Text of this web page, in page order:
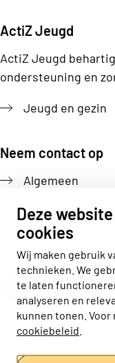
Deze
cookies
Wij maken gebruik
technieken. We
te laten
analyseren en
kunnen tonen.
cookiebeleid
ActiZ Jeugd
ActiZ Jeugd
ondersteuning en
Jeugd en gezin
Neem contact op
Algemeen
Pers
Volg ons
Actiz linkedin
Actiz Actiz